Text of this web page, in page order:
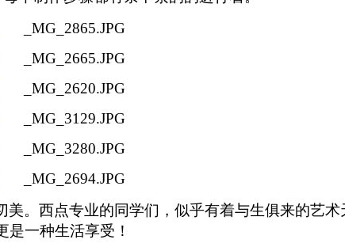
。 西点专业的同学们，似乎有着与生俱来的艺术
是一种生活享受 ！